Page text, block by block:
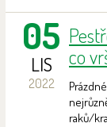
05
LIS
2022
co
raků/